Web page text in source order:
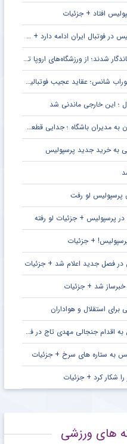
افتاد + جزئیات
فوتبال ایران ادامه دارد + جزئیات
از ورزشگاه‌های اروپا تا جام جهانی
شانس؛ عقاید عجیب فوتبالیست‌ها!
؛ این خارجی ماندنی شد
باشگاه ؛ جدایی قطعی است !
به خرید جدید پرسپولیس
پرسپولیس لو رفت
پرسپولیس + جزئیات لو رفته
+ جزئیات
در فصل جدید اعلام شد + جزئیات
شد + جزئیات
برای استقلال و هواداران
مهدی تاج در فدراسیون فوتبال
به ستاره های سرخ + جزئیات
شکار کرد + جزئیات
های ورزشی